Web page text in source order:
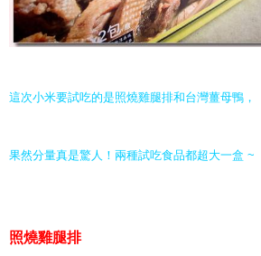
這次小米要試吃的是照燒雞腿排和台灣薑母鴨，
果然分量真是驚人！兩種試吃食品都超大一盒 ~
照燒雞腿排